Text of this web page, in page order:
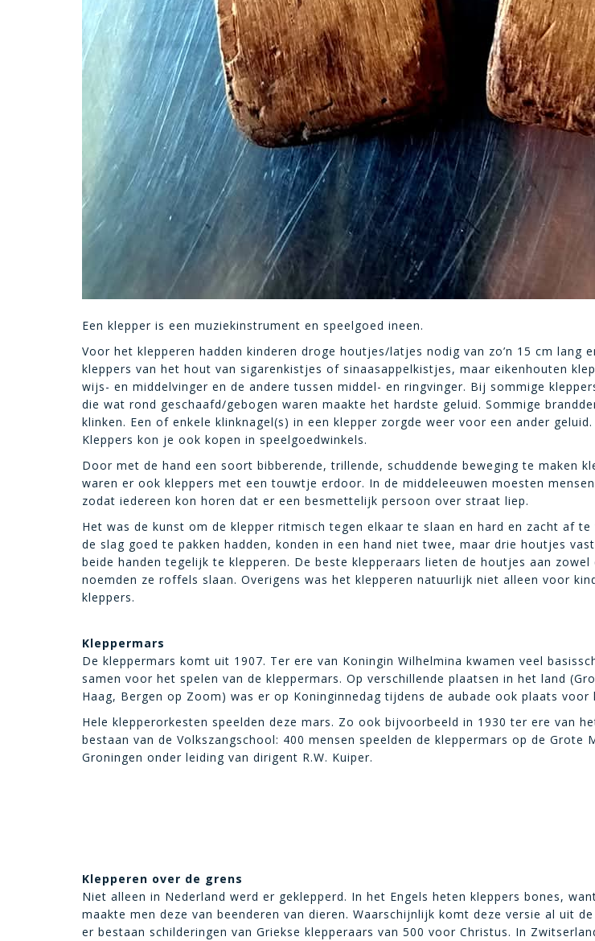
Een klepper is een muziekinstrument en speelgoed ineen.
Voor het klepperen hadden kinderen droge houtjes/latjes nodig van zo’n 15 cm
kleppers van het hout van sigarenkistjes of sinaasappelkistjes, maar eikenhouten
wijs- en middelvinger en de andere tussen middel- en ringvinger. Bij sommige
die wat rond geschaafd/gebogen waren maakte het hardste geluid. Sommige
klinken. Een of enkele klinknagel(s) in een klepper zorgde weer voor een ander
Kleppers kon je ook kopen in speelgoedwinkels.
Door met de hand een soort bibberende, trillende, schuddende beweging te maken
waren er ook kleppers met een touwtje erdoor. In de middeleeuwen moesten
zodat iedereen kon horen dat er een besmettelijk persoon over straat liep.
Het was de kunst om de klepper ritmisch tegen elkaar te slaan en hard en zacht af
de slag goed te pakken hadden, konden in een hand niet twee, maar drie houtjes
beide handen tegelijk te klepperen. De beste klepperaars lieten de houtjes aan
noemden ze roffels slaan. Overigens was het klepperen natuurlijk niet alleen voor
kleppers.
Kleppermars
De kleppermars komt uit 1907. Ter ere van Koningin Wilhelmina kwamen veel
samen voor het spelen van de kleppermars. Op verschillende plaatsen in het land
Haag, Bergen op Zoom) was er op Koninginnedag tijdens de aubade ook plaats voor
Hele klepperorkesten speelden deze mars. Zo ook bijvoorbeeld in 1930 ter ere van
bestaan van de Volkszangschool: 400 mensen speelden de kleppermars op de Grote
Groningen onder leiding van dirigent R.W. Kuiper.
Klepperen over de grens
Niet alleen in Nederland werd er geklepperd. In het Engels heten kleppers bones,
maakte men deze van beenderen van dieren. Waarschijnlijk komt deze versie al uit
er bestaan schilderingen van Griekse klepperaars van 500 voor Christus. In